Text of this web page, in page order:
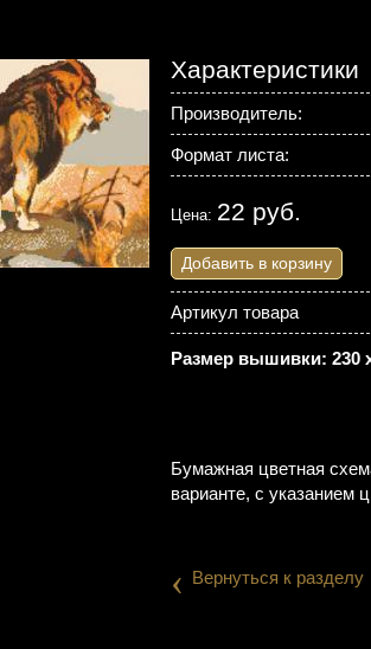
Характеристики
Производитель:
Формат листа:
Цена: 22 руб.
Добавить в корзину
Артикул товара
Размер вышивки: 230
Бумажная цветная
варианте, с указанием
‹ Вернуться к разделу